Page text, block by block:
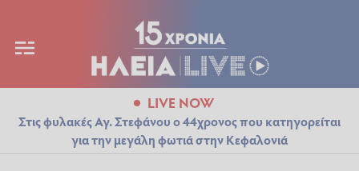
LIVE NOW
Στις φυλακές Αγ. Στεφάνου ο 44χρονος που κατηγορείται
για την μεγάλη φωτιά στην Κεφαλονιά